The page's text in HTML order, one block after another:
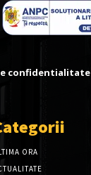
confidentialitate
ORA